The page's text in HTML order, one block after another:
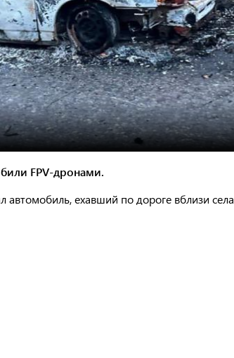
FPV-дронами.
ехавший по дороге вблизи села